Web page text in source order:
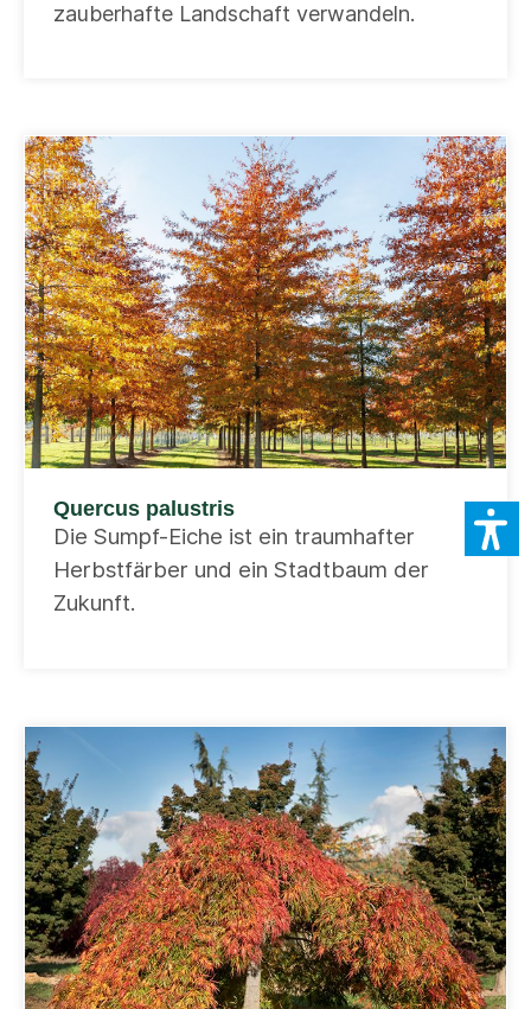
zauberhafte Landschaft verwandeln.
Quercus palustris
Die Sumpf-Eiche ist ein traumhafter
Herbstfärber und ein Stadtbaum der
Zukunft.